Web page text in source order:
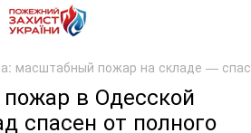
масштабный пожар на складе —
в Одесской
спасен от полного